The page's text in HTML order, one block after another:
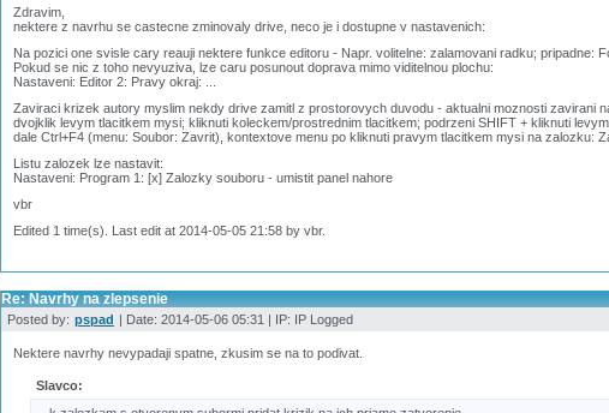
Zdravim,
nektere z navrhu se castecne zminovaly drive, neco je i dostupne v nastavenich:
Na pozici one svisle cary reauji nektere funkce editoru - Napr. volitelne: zalamovani radku; pripadne:
Pokud se nic z toho nevyuziva, lze caru posunout doprava mimo viditelnou plochu:
Nastaveni: Editor 2: Pravy okraj: ...
Zaviraci krizek autory myslim nekdy drive zamitl z prostorovych duvodu - aktualni moznosti zavirani
dvojklik levym tlacitkem mysi; kliknuti koleckem/prostrednim tlacitkem; podrzeni SHIFT + kliknuti
dale Ctrl+F4 (menu: Soubor: Zavrit), kontextove menu po kliknuti pravym tlacitkem mysi na zalozku:
Listu zalozek lze nastavit:
Nastaveni: Program 1: [x] Zalozky souboru - umistit panel nahore
vbr
Edited 1 time(s). Last edit at 2014-05-05 21:58 by vbr.
Re: Navrhy na zlepsenie
Posted by: pspad | Date: 2014-05-06 05:31 | IP: IP Logged
Nektere navrhy nevypadaji spatne, zkusim se na to podivat.
Slavco: